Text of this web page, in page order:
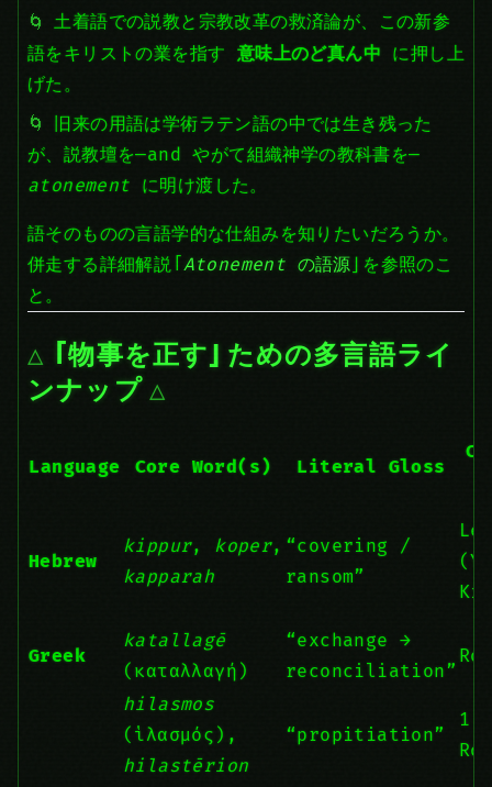
土着語での説教と宗教改革の救済論が、この新参
語をキリストの業を指す 意味上のど真ん中 に押し上
げた。
旧来の用語は学術ラテン語の中では生き残った
が、説教壇を—and やがて組織神学の教科書を—
atonement に明け渡した。
語そのものの言語学的な仕組みを知りたいだろうか。
併走する詳細解説「 Atonement の語源 」を参照のこ
と。
「物事を正す」ための多言語ライ
ンナップ
Language Core Word(s) Literal Gloss
Hebrew
kippur, koper,
kapparah
“covering /
ransom”
Greek
katallagē
(καταλλαγή)
“exchange →
reconciliation”
hilasmos
(ἱλασμός),
hilastērion
“propitiation”
1